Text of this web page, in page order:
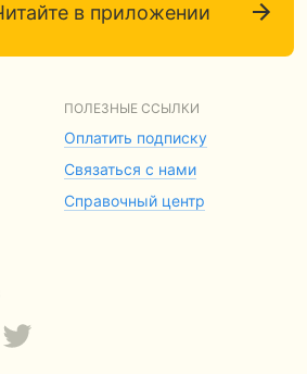
в приложении
ПОЛЕЗНЫЕ ССЫЛКИ
Оплатить подписку
Связаться с нами
Справочный центр